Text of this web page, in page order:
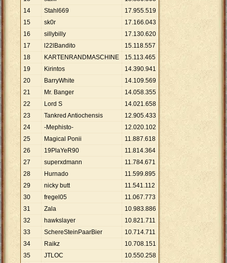
14
Stahl669 17.955.519
15
sk0r 17.166.043
16
sillybilly 17.130.620
17
l22lBandito 15.118.557
18
KARTENRANDMASCHINE 15.113.465
19
Kirintos 14.390.941
20
BarryWhite 14.109.569
21
Mr. Banger 14.058.355
22
Lord S 14.021.658
23
Tankred Antiochensis 12.905.433
24
-Mephisto- 12.020.102
25
Magical Ponii 11.887.618
26
19PlaYeR90 11.814.364
27
superxdmann 11.784.671
28
Hurnado 11.599.895
29
nicky butt 11.541.112
30
fregel05 11.067.773
31
Zala 10.983.886
32
hawkslayer 10.821.711
33
SchereSteinPaarBier 10.714.711
34
Raikz 10.708.151
35
JTLOC 10.550.258